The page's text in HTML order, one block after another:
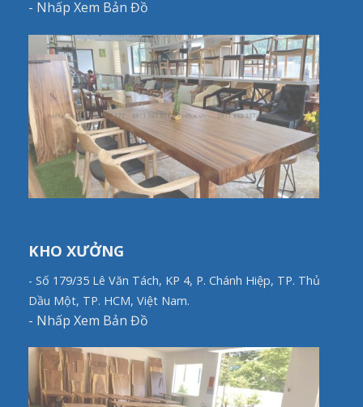
- Nhấp Xem Bản Đồ
KHO XƯỞNG
- Số 179/35 Lê Văn Tách, KP 4, P. Chánh Hiệp, TP. Thủ
Dầu Một, TP. HCM, Việt Nam.
- Nhấp Xem Bản Đồ